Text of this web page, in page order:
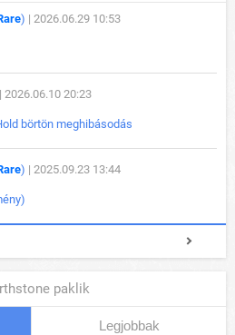
) | 2026.06.29 10:53
| 2026.06.10 20:23
börtön meghibásodás
) | 2025.09.23 13:44
paklik
Legjobbak